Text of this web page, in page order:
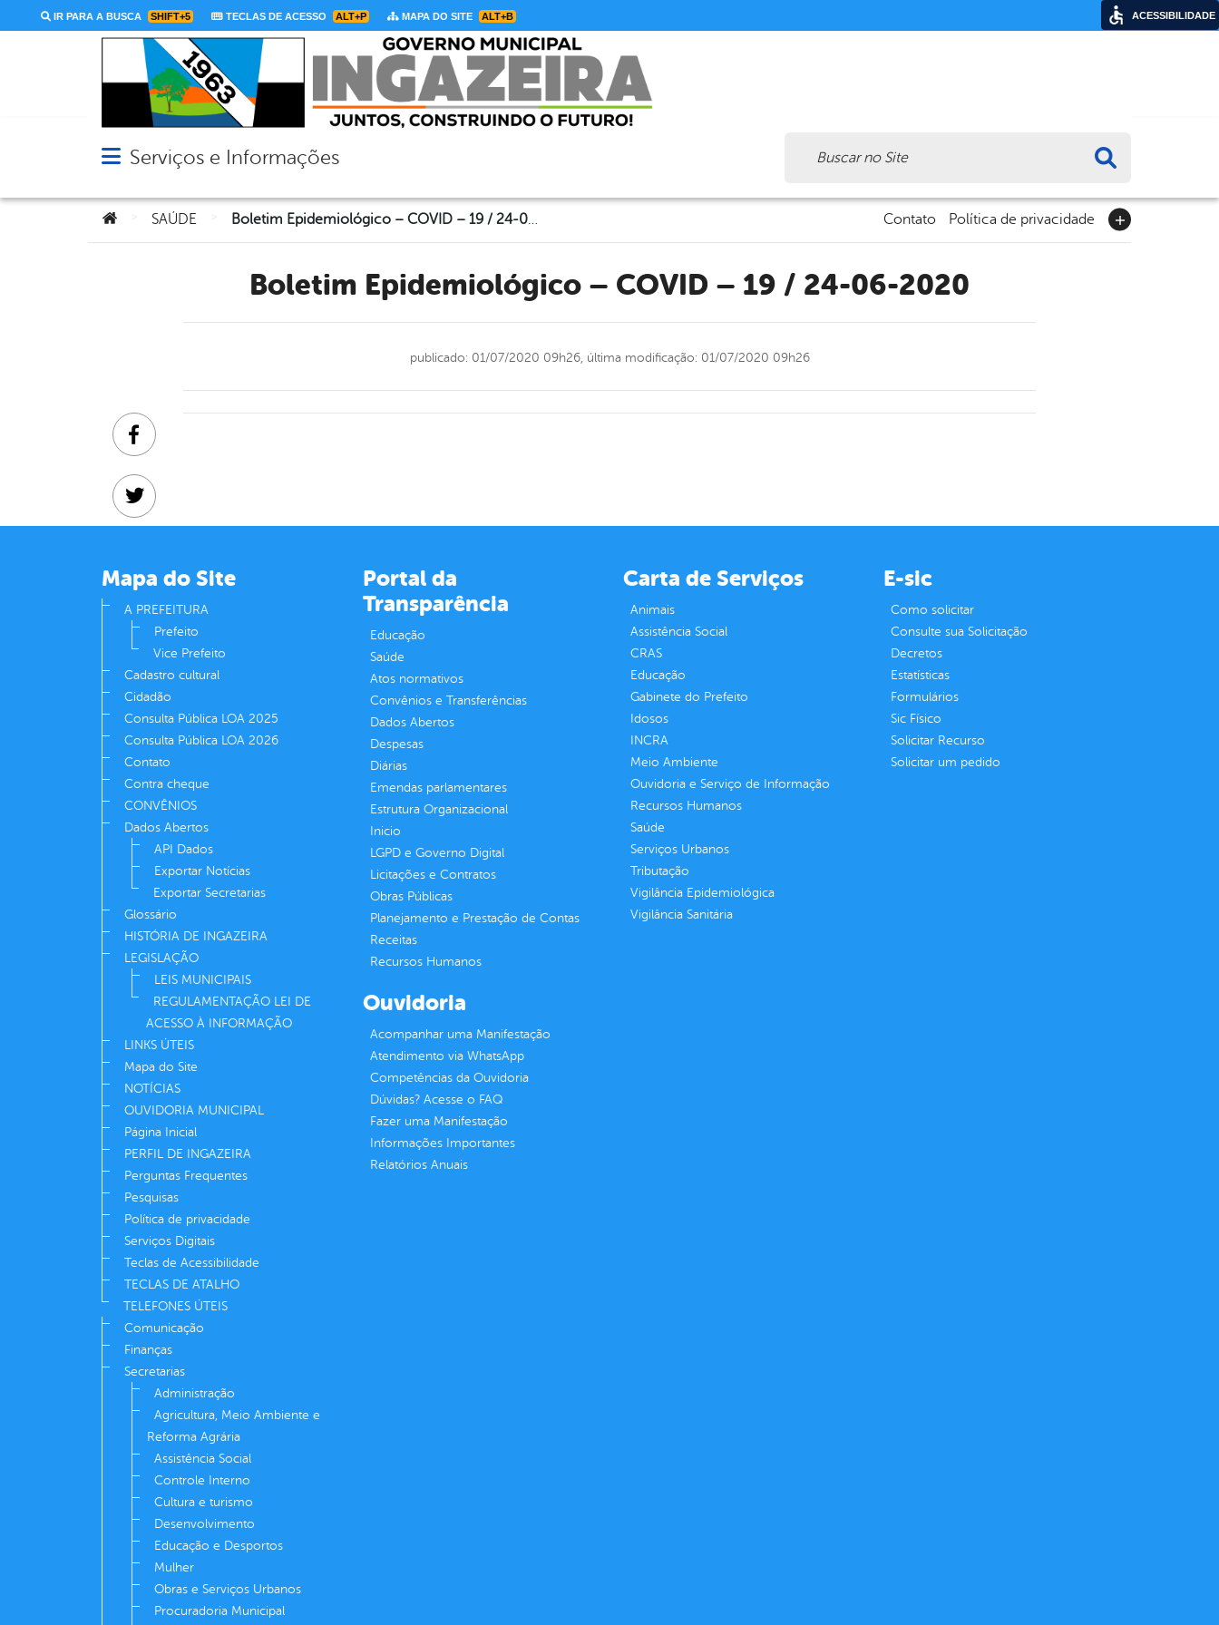
IR PARA A BUSCA SHIFT+5 TECLAS DE ACESSO ALT+P MAPA DO SITE ALT+B
Abrir menu principal de navegação
Serviços e Informações
Você está aqui:
SAÚDE Boletim Epidemiológico – COVID – 19 / 24-06-2020 Contato Política de privacidade
Boletim Epidemiológico – COVID – 19 / 24-06-2020
publicado: 01/07/2020 09h26, última modificação: 01/07/2020 09h26
Facebook
Twitter
Linkedin
Mapa do Site
A PREFEITURA
Prefeito
Vice Prefeito
Cadastro cultural
Cidadão
Consulta Pública LOA 2025
Consulta Pública LOA 2026
Contato
Contra cheque
CONVÊNIOS
Dados Abertos
API Dados
Exportar Notícias
Exportar Secretarias
Glossário
HISTÓRIA DE INGAZEIRA
LEGISLAÇÃO
LEIS MUNICIPAIS
REGULAMENTAÇÃO LEI DE
ACESSO À INFORMAÇÃO
LINKS ÚTEIS
Mapa do Site
NOTÍCIAS
OUVIDORIA MUNICIPAL
Página Inicial
PERFIL DE INGAZEIRA
Perguntas Frequentes
Pesquisas
Política de privacidade
Serviços Digitais
Teclas de Acessibilidade
TECLAS DE ATALHO
TELEFONES ÚTEIS
Comunicação
Finanças
Secretarias
Administração
Agricultura, Meio Ambiente e
Reforma Agrária
Assistência Social
Controle Interno
Cultura e turismo
Desenvolvimento
Educação e Desportos
Mulher
Obras e Serviços Urbanos
Procuradoria Municipal
Portal da
Transparência
Educação
Saúde
Atos normativos
Convênios e Transferências
Dados Abertos
Despesas
Diárias
Emendas parlamentares
Estrutura Organizacional
Inicio
LGPD e Governo Digital
Licitações e Contratos
Obras Públicas
Planejamento e Prestação de Contas
Receitas
Recursos Humanos
Carta de Serviços
Animais
Assistência Social
CRAS
Educação
Gabinete do Prefeito
Idosos
INCRA
Meio Ambiente
Ouvidoria e Serviço de Informação
Recursos Humanos
Saúde
Serviços Urbanos
Tributação
Vigilância Epidemiológica
Vigilância Sanitária
E-sic
Como solicitar
Consulte sua Solicitação
Decretos
Estatísticas
Formulários
Sic Físico
Solicitar Recurso
Solicitar um pedido
Ouvidoria
Acompanhar uma Manifestação
Atendimento via WhatsApp
Competências da Ouvidoria
Dúvidas? Acesse o FAQ
Fazer uma Manifestação
Informações Importantes
Relatórios Anuais
ACESSIBILIDADE